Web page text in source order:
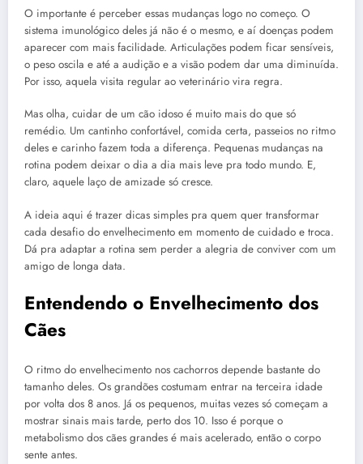
O importante é perceber essas mudanças logo no começo. O
sistema imunológico deles já não é o mesmo, e aí doenças podem
aparecer com mais facilidade. Articulações podem ficar sensíveis,
o peso oscila e até a audição e a visão podem dar uma diminuída.
Por isso, aquela visita regular ao veterinário vira regra.
Mas olha, cuidar de um cão idoso é muito mais do que só
remédio. Um cantinho confortável, comida certa, passeios no ritmo
deles e carinho fazem toda a diferença. Pequenas mudanças na
rotina podem deixar o dia a dia mais leve pra todo mundo. E,
claro, aquele laço de amizade só cresce.
A ideia aqui é trazer dicas simples pra quem quer transformar
cada desafio do envelhecimento em momento de cuidado e troca.
Dá pra adaptar a rotina sem perder a alegria de conviver com um
amigo de longa data.
Entendendo o Envelhecimento dos
Cães
O ritmo do envelhecimento nos cachorros depende bastante do
tamanho deles. Os grandões costumam entrar na terceira idade
por volta dos 8 anos. Já os pequenos, muitas vezes só começam a
mostrar sinais mais tarde, perto dos 10. Isso é porque o
metabolismo dos cães grandes é mais acelerado, então o corpo
sente antes.